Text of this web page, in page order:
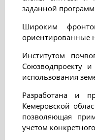
заданной
Широким
ориентированные
Институтом
Союзводпроекту и
использования
Разработана и
Кемеровской
позволяющая
учетом